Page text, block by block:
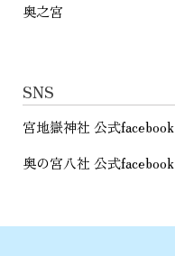
奥之宮
SNS
宮地嶽神社 公式facebook
奥の宮八社 公式facebook